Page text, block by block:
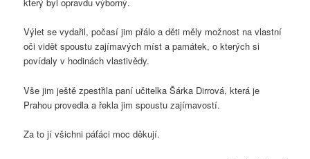
Výlet se vydařil, počasí jim přálo a děti měly možnost na vlastní
oči vidět spoustu zajímavých míst a památek, o kterých si
povídaly v hodinách vlastivědy.
Vše jim ještě zpestřila paní učitelka Šárka Dirrová, která je
Prahou provedla a řekla jim spoustu zajímavostí.
Za to jí všichni páťáci moc děkují.